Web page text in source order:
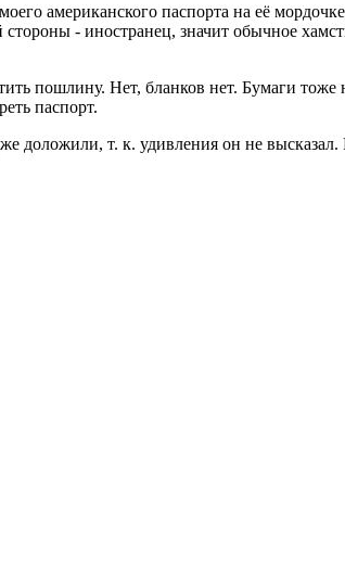
американского паспорта на её
- иностранец, значит обычное
пошлину. Нет, бланков нет. Бумаги тоже
паспорт.
т. к. удивления он не высказал.